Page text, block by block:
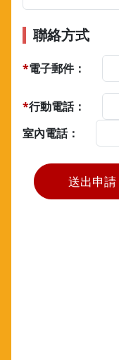
聯絡方式
*電子郵件：
*行動電話：
室內電話：
送出申請